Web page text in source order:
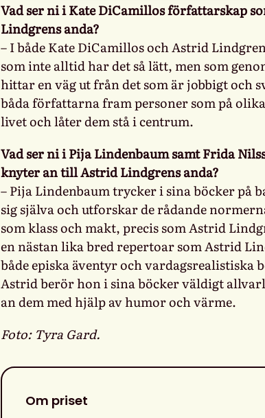
Vad ser ni i Kate DiCamillos författarskap
Lindgrens anda?
– I både Kate DiCamillos och Astrid
som inte alltid har det så lätt, men som
hittar en väg ut från det som är jobbigt och
båda författarna fram personer som på
livet och låter dem stå i centrum.
Vad ser ni i Pija Lindenbaum samt Frida
knyter an till Astrid Lindgrens anda?
– Pija Lindenbaum trycker i sina böcker på
sig själva och utforskar de rådande
som klass och makt, precis som Astrid
en nästan lika bred repertoar som Astrid
både episka äventyr och vardagsrealistiska
Astrid berör hon i sina böcker väldigt
an dem med hjälp av humor och värme.
Foto: Tyra Gard.
Om priset